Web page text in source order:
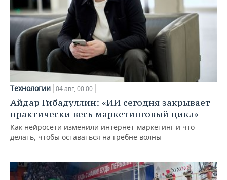
Технологии 04 авг, 00:00
Айдар Гибадуллин: «ИИ сегодня закрывает
практически весь маркетинговый цикл»
Как нейросети изменили интернет-маркетинг и что
делать, чтобы оставаться на гребне волны